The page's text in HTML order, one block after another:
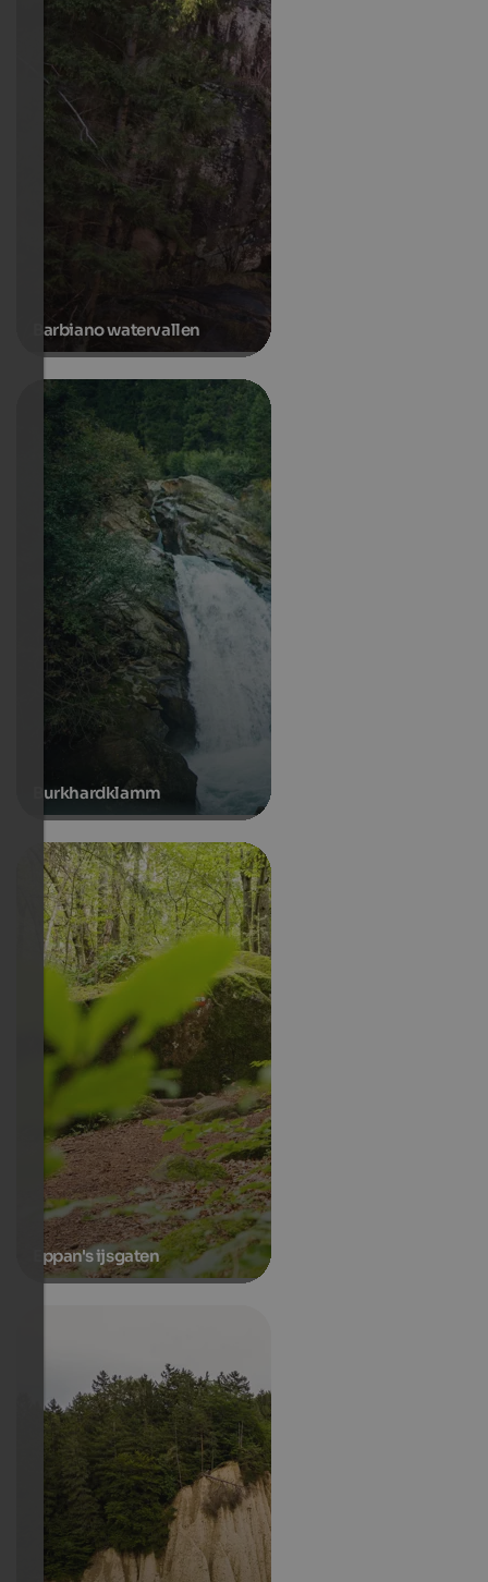
Barbiano watervallen
Burkhardklamm
Eppan's ijsgaten